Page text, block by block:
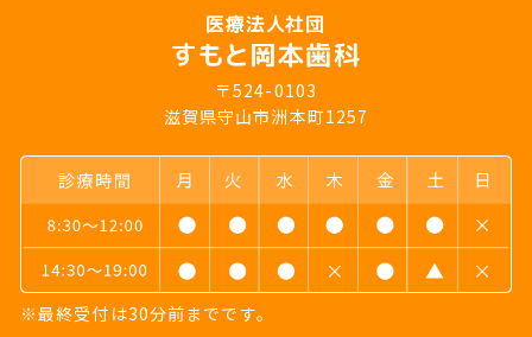
〒524-0103
滋賀県守山市洲本町1257
※最終受付は30分前までです。